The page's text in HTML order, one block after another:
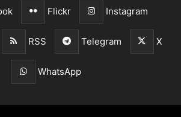
Flickr Instagram
RSS Telegram X
WhatsApp